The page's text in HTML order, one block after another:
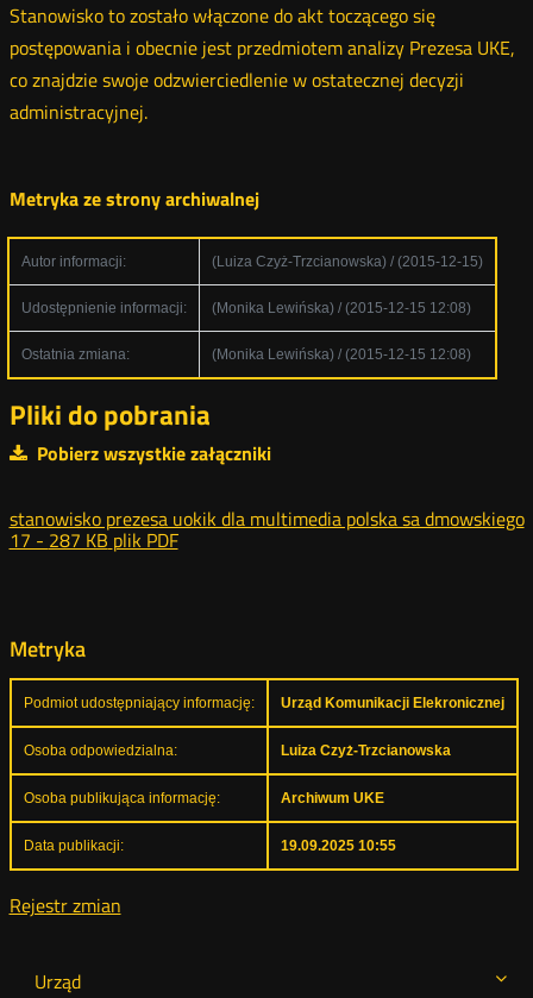
Urząd
Stanowisko to zostało włączone do akt toczącego się
postępowania i obecnie jest przedmiotem analizy Prezesa UKE,
co znajdzie swoje odzwierciedlenie w ostatecznej decyzji
administracyjnej.
Metryka ze strony archiwalnej
Autor informacji: (Luiza Czyż-Trzcianowska) / (2015-12-15)
Udostępnienie informacji: (Monika Lewińska) / (2015-12-15 12:08)
Ostatnia zmiana: (Monika Lewińska) / (2015-12-15 12:08)
Pliki do pobrania
Pobierz wszystkie załączniki
stanowisko prezesa uokik dla multimedia polska sa dmowskiego
17 - 287 KB plik PDF
Metryka
Podmiot udostępniający informację: Urząd Komunikacji Elekronicznej
Osoba odpowiedzialna: Luiza Czyż-Trzcianowska
Osoba publikująca informację: Archiwum UKE
Data publikacji: 19.09.2025 10:55
Rejestr zmian